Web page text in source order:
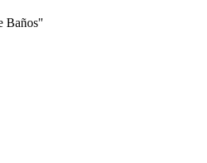
Baños"